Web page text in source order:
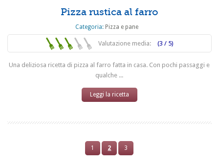
Pizza rustica al farro
Categoria: Pizza e pane
Valutazione media: (3 / 5)
Una deliziosa ricetta di pizza al farro fatta in casa. Con pochi passaggi e
qualche ...
Leggi la ricetta
1 2 3